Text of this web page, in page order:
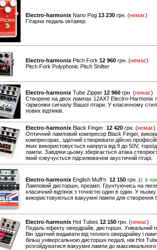
Electro-harmonix Nano Pog 13 230 грн. (немає)
Гітарна педаль октавер.
Electro-harmonix Pitch Fork 12 960 грн. (немає)
Pitch Fork Polyphonic Pitch Shifter
Electro-harmonix Tube Zipper 12 960 грн. (немає)
Створене на двох лампах 12AX7 Electro-Harmonix
гармоніки сигналу Вашої гітари. У класичному
нових відтінків.
Electro-harmonix Black Finger 12 420 грн. (немає)
Оптичний ламповий компресор Black Finger,
компресорах, здатний створювати дійсно
яких використовується напруга від 9 до 50V,
лампи. Завдяки цьому зберігається атака
який озвучується підсилювачем акустичній гітарі.
Electro-harmonix English Muff’n 12 150 грн. (є в
Ламповий дисторшн, преамп. Грунтуючись на
класичний відтінок з точністю один в один. У
використовуються вакуумні лампи для створення
Electro-harmonix Hot Tubes 12 150 грн. (немає)
Педаль ефекту овердрайв, дисторшн. Унікальний
Він здатний видавати від теплого овердрайву і
більш універсальною дисторшн педалі, ніж Hot
розгойдуватися вакуумні лампи до максимального